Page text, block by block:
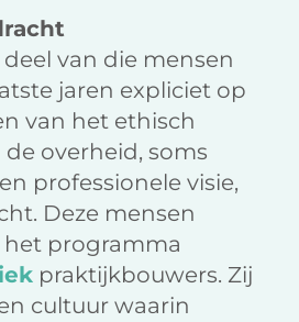
van die mensen
jaren expliciet op
van het ethisch
overheid, soms
professionele visie,
Deze mensen
programma
praktijkbouwers. Zij
cultuur waarin